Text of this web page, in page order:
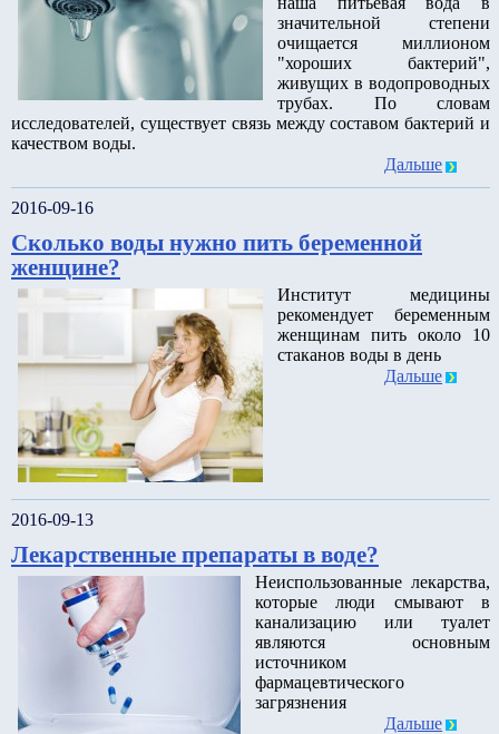
значительной степени
очищается миллионом
"хороших бактерий",
живущих в водопроводных
трубах. По словам
исследователей, существует связь между составом бактерий и
качеством воды.
Дальше
2016-09-16
Сколько воды нужно пить беременной
женщине?
Институт медицины
рекомендует беременным
женщинам пить около 10
стаканов воды в день
Дальше
2016-09-13
Лекарственные препараты в воде?
Неиспользованные лекарства,
которые люди смывают в
канализацию или туалет
являются основным
источником
фармацевтического
загрязнения
Дальше